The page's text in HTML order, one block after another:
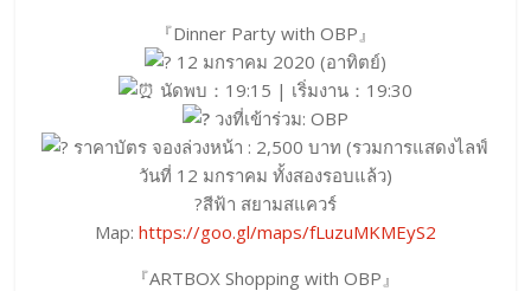
『Dinner Party with OBP』
12 มกราคม 2020 (อาทิตย์)
นัดพบ：19:15 | เริ่มงาน：19:30
วงที่เข้าร่วม: OBP
ราคาบัตร จองล่วงหน้า : 2,500 บาท (รวมการแสดงไลฟ์
วันที่ 12 มกราคม ทั้งสองรอบแล้ว)
?สีฟ้า สยามสแควร์
Map: https://goo.gl/maps/fLuzuMKMEyS2
『ARTBOX Shopping with OBP』